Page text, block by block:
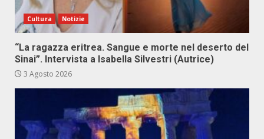
Cultura Notizie
“La ragazza eritrea. Sangue e morte nel deserto del
Sinai”. Intervista a Isabella Silvestri (Autrice)
3 Agosto 2026